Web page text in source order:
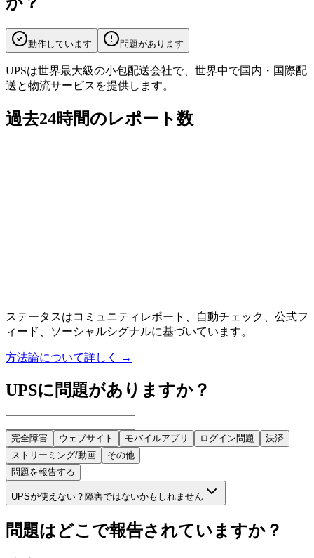
動作しています 問題があります
UPSは世界最大級の小包配送会社で、世界中で国内・国際配
送と物流サービスを提供します。
過去24時間のレポート数
ステータスはコミュニティレポート、自動チェック、公式フ
ィード、ソーシャルシグナルに基づいています。
方法論について詳しく →
UPSに問題がありますか？
完全障害 ウェブサイト モバイルアプリ ログイン問題
決済
ストリーミング/動画
その他
問題を報告する
UPSが使えない？障害ではないかもしれません
問題はどこで報告されていますか？